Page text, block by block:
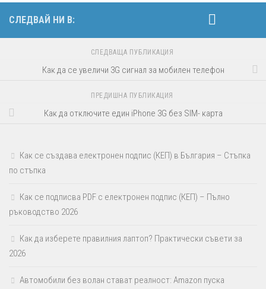
СЛЕДВАЙ НИ В:
СЛЕДВАЩА ПУБЛИКАЦИЯ
Как да се увеличи 3G сигнал за мобилен телефон
ПРЕДИШНА ПУБЛИКАЦИЯ
Как да отключите един iPhone 3G без SIM- карта
Как се създава електронен подпис (КЕП) в България – Стъпка
по стъпка
Как се подписва PDF с електронен подпис (КЕП) – Пълно
ръководство 2026
Как да изберете правилния лаптоп? Практически съвети за
2026
Автомобили без волан стават реалност: Amazon пуска